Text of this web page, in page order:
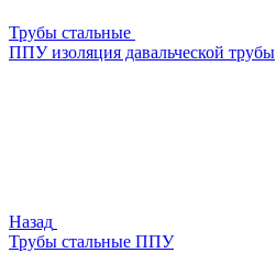
Трубы стальные
ППУ изоляция давальческой трубы
Назад
Трубы стальные ППУ